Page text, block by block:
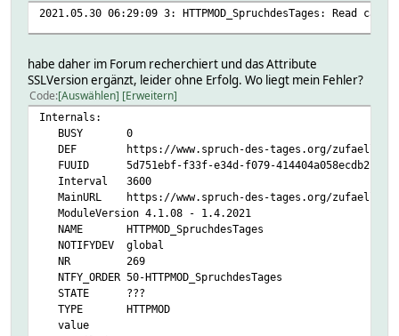
2021.05.30 06:29:09 3: HTTPMOD_SpruchdesTages:
habe daher im Forum recherchiert und das Attribute
SSLVersion ergänzt, leider ohne Erfolg. Wo liegt mein Fehler?
Code Auswählen Erweitern
Internals:
BUSY 0
DEF https://www.spruch-des-tages.org/zufaellige-
FUUID 5d751ebf-f33f-e34d-f079-414404a058ecdb2c
Interval 3600
MainURL https://www.spruch-des-tages.org/zufaellige-
ModuleVersion 4.1.08 - 1.4.2021
NAME HTTPMOD_SpruchdesTages
NOTIFYDEV global
NR 269
NTFY_ORDER 50-HTTPMOD_SpruchdesTages
STATE ???
TYPE HTTPMOD
value